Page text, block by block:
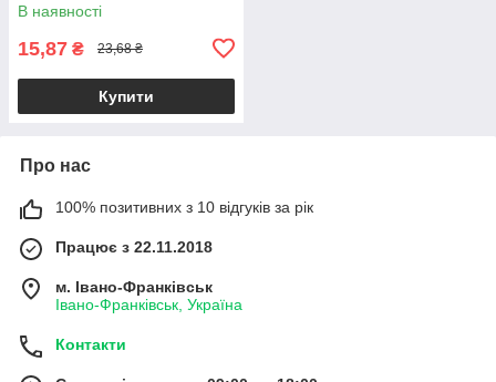
В наявності
15,87 ₴ 23,68 ₴
Купити
Про нас
100% позитивних з 10 відгуків за рік
Працює з 22.11.2018
м. Івано-Франківськ
Івано-Франківськ, Україна
Контакти